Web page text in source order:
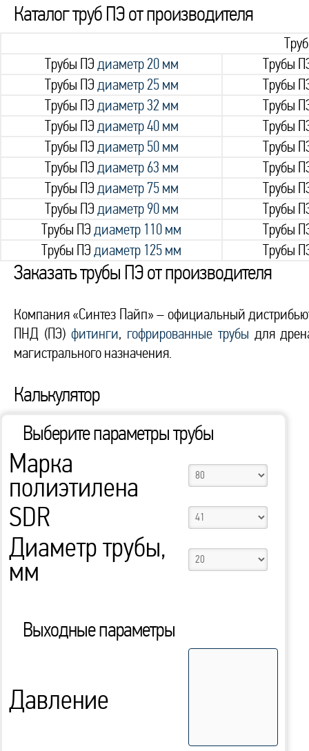
Каталог труб ПЭ от производителя
Трубы ПЭ диаметр 20 мм
Трубы
Трубы ПЭ диаметр 25 мм
Трубы
Трубы ПЭ диаметр 32 мм
Трубы
Трубы ПЭ диаметр 40 мм
Трубы
Трубы ПЭ диаметр 50 мм
Трубы
Трубы ПЭ диаметр 63 мм
Трубы
Трубы ПЭ диаметр 75 мм
Трубы
Трубы ПЭ диаметр 90 мм
Трубы
Трубы ПЭ диаметр 110 мм
Трубы
Трубы ПЭ диаметр 125 мм Трубы
Заказать трубы ПЭ от производителя
Компания «Синтез Пайп» – официальный
ПНД (ПЭ) фитинги, гофрированные трубы для
магистрального назначения.
Калькулятор
Выберите параметры трубы
Марка
полиэтилена
SDR
Диаметр трубы,
мм
Выходные параметры
Давление